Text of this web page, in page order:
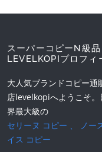
スーパーコピーN級品
LEVELKOPIプロフィ
大人気ブランドコピー通
店levelkopiへようこそ。
界最大級の
セリーヌ コピー 、
ノー
イス コピー